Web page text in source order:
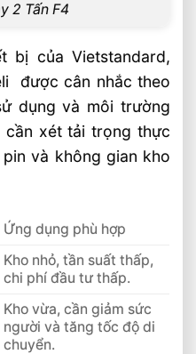
2 Tấn F4
bị của Vietstandard,
được cân nhắc theo
dụng và môi trường
cần xét tải trọng thực
và không gian kho
Ứng dụng phù hợp
Kho nhỏ, tần suất thấp,
chi phí đầu tư thấp.
Kho vừa, cần giảm sức
người và tăng tốc độ di
chuyển.